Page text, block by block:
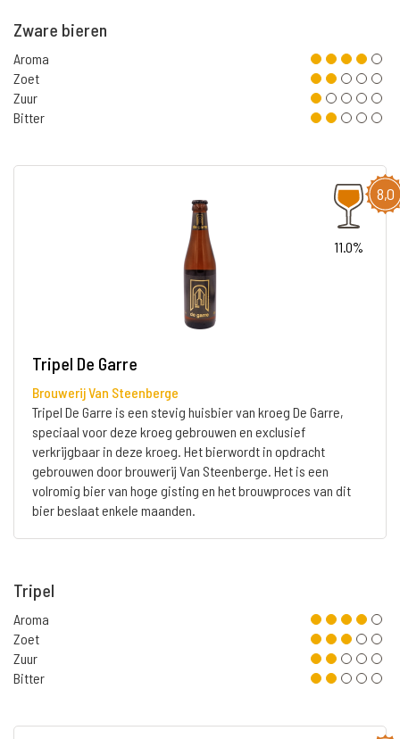
Zware bieren
Aroma
Zoet
Zuur
Bitter
8,0
11.0%
Tripel De Garre
Brouwerij Van Steenberge
Tripel De Garre is een stevig huisbier van kroeg De Garre,
speciaal voor deze kroeg gebrouwen en exclusief
verkrijgbaar in deze kroeg. Het bierwordt in opdracht
gebrouwen door brouwerij Van Steenberge. Het is een
volromig bier van hoge gisting en het brouwproces van dit
bier beslaat enkele maanden.
Tripel
Aroma
Zoet
Zuur
Bitter